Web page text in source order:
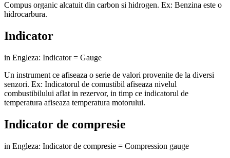
Compus organic alcatuit din carbon si hidrogen. Ex: Benzina este o
hidrocarbura.
Indicator
in Engleza: Indicator = Gauge
Un instrument ce afiseaza o serie de valori provenite de la diversi
senzori. Ex: Indicatorul de comustibil afiseaza nivelul
combustibilului aflat in rezervor, in timp ce indicatorul de
temperatura afiseaza temperatura motorului.
Indicator de compresie
in Engleza: Indicator de compresie = Compression gauge